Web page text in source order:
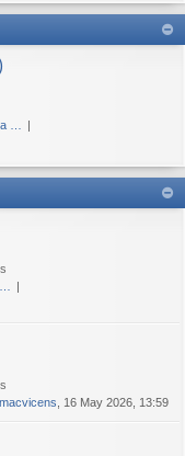
…
macvicens , 16 May 2026, 13:59